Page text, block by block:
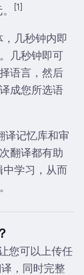
[1]
几秒钟内即
几秒钟即可
语言，然后
成您所选语
译记忆库和审
翻译都有助
学习，从而
您可以上传任
，同时完整